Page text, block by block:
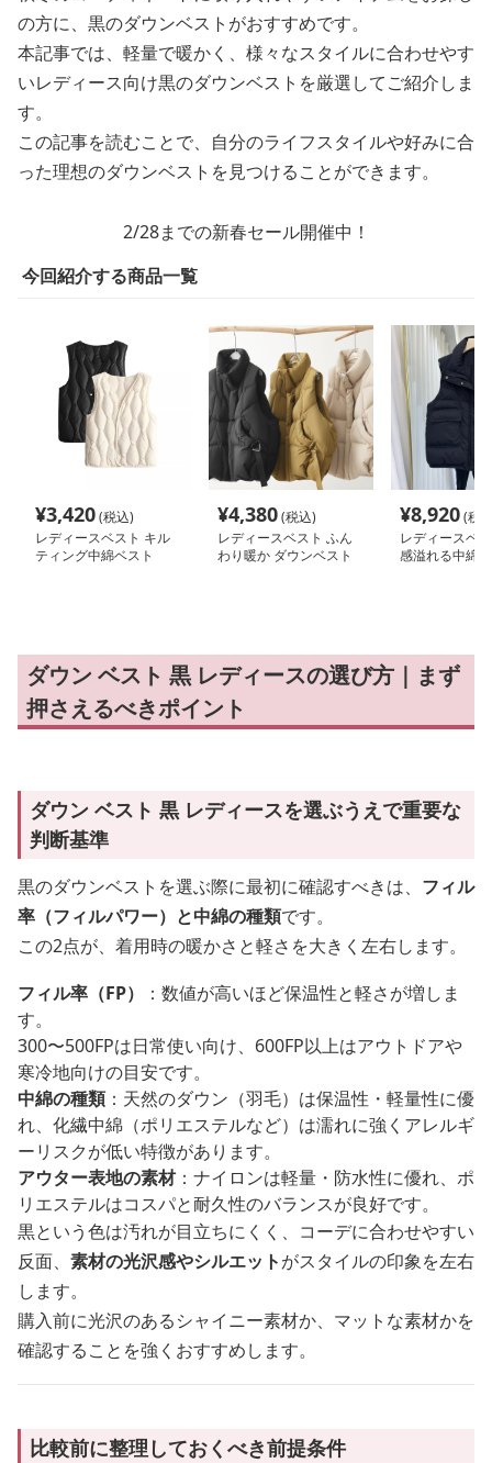
の方に、黒のダウンベストがおすすめです。
本記事では、軽量で暖かく、様々なスタイルに合わせやす
いレディース向け黒のダウンベストを厳選してご紹介しま
す。
この記事を読むことで、自分のライフスタイルや好みに合
った理想のダウンベストを見つけることができます。
2/28までの新春セール開催中！
今回紹介する商品一覧
¥3,420(税込)
レディースベスト キル
ティング中綿ベスト
¥4,380(税込)
レディースベスト ふん
わり暖か ダウンベスト
¥8,920(税
レディースベ
感溢れる中綿
ダウン ベスト 黒 レディースの選び方｜まず
押さえるべきポイント
ダウン ベスト 黒 レディースを選ぶうえで重要な
判断基準
黒のダウンベストを選ぶ際に最初に確認すべきは、 フィル
率（フィルパワー）と中綿の種類です。
この2点が、着用時の暖かさと軽さを大きく左右します。
フィル率（FP）
：数値が高いほど保温性と軽さが増しま
す。
300〜500FPは日常使い向け、600FP以上はアウトドアや
寒冷地向けの目安です。
中綿の種類：天然のダウン（羽毛）は保温性・軽量性に優
れ、化繊中綿（ポリエステルなど）は濡れに強くアレルギ
ーリスクが低い特徴があります。
アウター表地の素材：ナイロンは軽量・防水性に優れ、ポ
リエステルはコスパと耐久性のバランスが良好です。
黒という色は汚れが目立ちにくく、コーデに合わせやすい
反面、 素材の光沢感やシルエットがスタイルの印象を左右
します。
購入前に光沢のあるシャイニー素材か、マットな素材かを
確認することを強くおすすめします。
比較前に整理しておくべき前提条件